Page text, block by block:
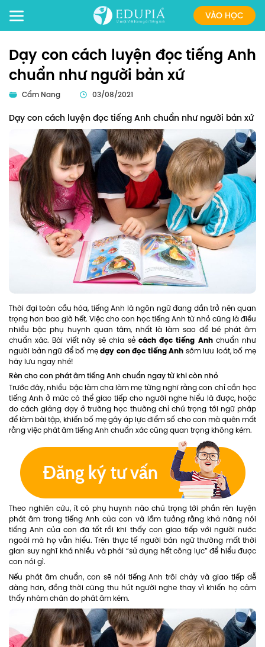
VÀO HỌC
Dạy con cách luyện đọc tiếng Anh
chuẩn như người bản xứ
Cẩm Nang 03/08/2021
Dạy con cách luyện đọc tiếng Anh chuẩn như người bản xứ
Thời đại toàn cầu hóa, tiếng Anh là ngôn ngữ đang dần trở nên quan
trọng hơn bao giờ hết. Việc cho con học tiếng Anh từ nhỏ cũng là điều
nhiều bậc phụ huynh quan tâm, nhất là làm sao để bé phát âm
chuẩn xác. Bài viết này sẽ chia sẻ cách đọc tiếng Anhchuẩn như
người bản ngữ để bố mẹdạy con đọc tiếng Anh sớm lưu loát, bố mẹ
hãy lưu ngay nhé!
Rèn cho con phát âm tiếng Anh chuẩn ngay từ khi còn nhỏ
Trước đây, nhiều bậc làm cha làm mẹ từng nghĩ rằng con chỉ cần học
tiếng Anh ở mức có thể giao tiếp cho người nghe hiểu là được, hoặc
do cách giảng dạy ở trường học thường chỉ chú trọng tới ngữ pháp
để làm bài tập, khiến bố mẹ gây áp lực điểm số cho con mà quên mất
rằng việc phát âm tiếng Anh chuẩn xác cũng quan trọng không kém.
Theo nghiên cứu, ít có phụ huynh nào chú trọng tới phần rèn luyện
phát âm trong tiếng Anh của con và lầm tưởng rằng khả năng nói
tiếng Anh của con đã tốt rồi khi thấy con giao tiếp với người nước
ngoài mà họ vẫn hiểu. Trên thực tế người bản ngữ thường mất thời
gian suy nghĩ khá nhiều và phải “sử dụng hết công lực” để hiểu được
con nói gì.
Nếu phát âm chuẩn, con sẽ nói tiếng Anh trôi chảy và giao tiếp dễ
dàng hơn, đồng thời cũng thu hút người nghe thay vì khiến họ cảm
thấy nhàm chán do phát âm kém.